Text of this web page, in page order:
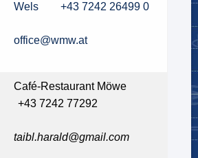
Wels +43 7242 26499 0
office@wmw.at
Café-Restaurant Möwe
+43 7242 77292
taibl.harald@gmail.com